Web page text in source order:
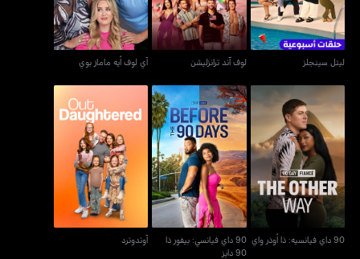
ليتل سينجلز لوف آند ترانزليشن آي لوف أيه ماماز بوي
90 داي فيانسيه: ذا أوذر
واي
90 داي فيانسيه: ذا أوذر واي
90 داي فيانسي: بيفور ذا
90 دايز
90 داي فيانسي: بيفور ذا
90 دايز
آوتدوترد
آوتدوترد